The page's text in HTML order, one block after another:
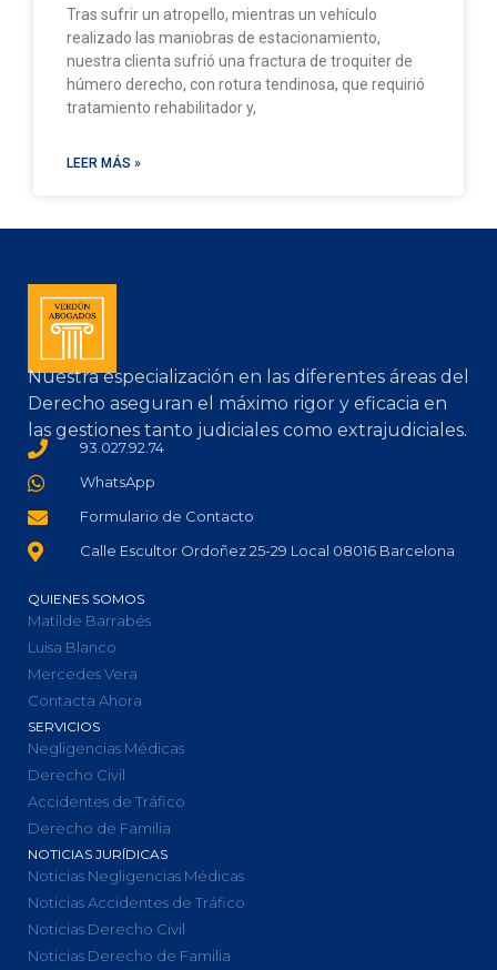
Tras sufrir un atropello, mientras un vehículo
realizado las maniobras de estacionamiento,
nuestra clienta sufrió una fractura de troquiter de
húmero derecho, con rotura tendinosa, que requirió
tratamiento rehabilitador y,
LEER MÁS »
Nuestra especialización en las diferentes áreas del
Derecho aseguran el máximo rigor y eficacia en
las gestiones tanto judiciales como extrajudiciales.
93.027.92.74
WhatsApp
Formulario de Contacto
Calle Escultor Ordoñez 25-29 Local 08016 Barcelona
QUIENES SOMOS
Matilde Barrabés
Luisa Blanco
Mercedes Vera
Contacta Ahora
SERVICIOS
Negligencias Médicas
Derecho Civil
Accidentes de Tráfico
Derecho de Familia
NOTICIAS JURÍDICAS
Noticias Negligencias Médicas
Noticias Accidentes de Tráfico
Noticias Derecho Civil
Noticias Derecho de Familia